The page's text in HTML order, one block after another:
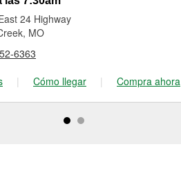
24 Highway
MO
6363
| Cómo llegar | Compra ahora